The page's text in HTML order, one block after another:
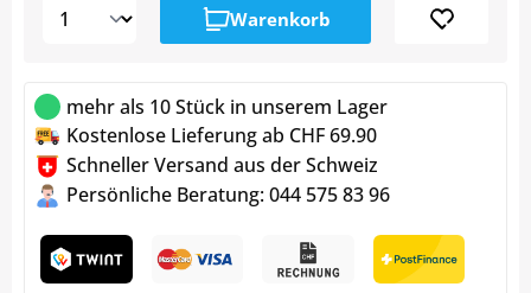
Warenkorb
mehr als 10 Stück in unserem Lager
Kostenlose Lieferung ab CHF 69.90
Schneller Versand aus der Schweiz
Persönliche Beratung: 044 575 83 96